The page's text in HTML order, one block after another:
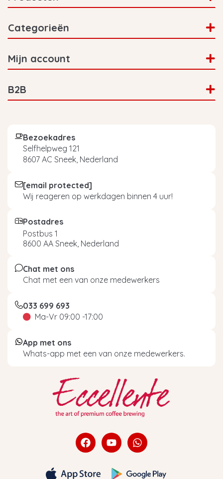
Categorieën
Mijn account
B2B
Bezoekadres
Selfhelpweg 121
8607 AC Sneek, Nederland
[email protected]
Wij reageren op werkdagen binnen 4 uur!
Postadres
Postbus 1
8600 AA Sneek, Nederland
Chat met ons
Chat met een van onze medewerkers
033 699 693
Ma-Vr 09:00 -17:00
App met ons
Whats-app met een van onze medewerkers.